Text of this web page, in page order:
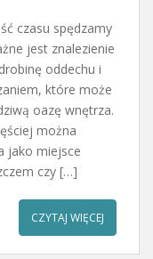
czasu spędzamy
jest znalezienie
oddechu i
które może
oazę wnętrza.
można
jako miejsce
czy […]
CZYTAJ WIĘCEJ